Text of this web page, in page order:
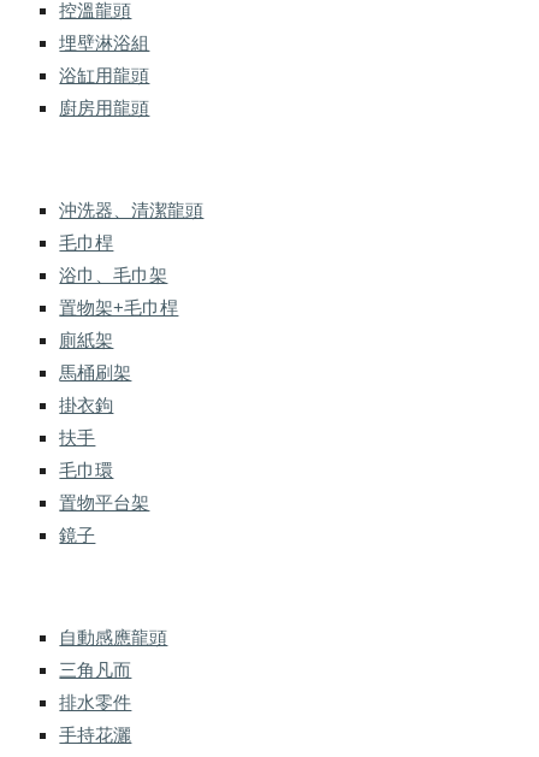
控溫龍頭
埋壁淋浴組
浴缸用龍頭
廚房用龍頭
沖洗器、清潔龍頭
毛巾桿
浴巾、毛巾架
置物架+毛巾桿
廁紙架
馬桶刷架
掛衣鉤
扶手
毛巾環
置物平台架
鏡子
自動感應龍頭
三角凡而
排水零件
手持花灑